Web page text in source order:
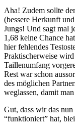
Aha! Zudem sollte
(bessere Herkunft
Jungs! Und sagt mal
1,68 keine Chance
hier fehlendes
Praktischerweise
Taillenumfang
Rest war schon
des möglichen
weglassen, damit
Gut, dass wir das
“funktioniert” hat,